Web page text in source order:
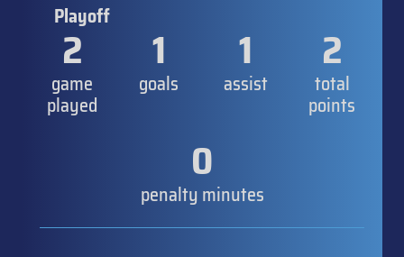
Playoff
2
game
played
1
goals
1
assist
2
total
points
0
penalty minutes